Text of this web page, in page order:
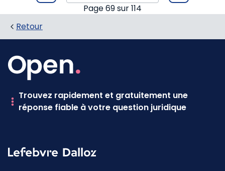
Page69sur114
Retour
Trouvez rapidement et gratuitement une
réponse fiable à votre question juridique